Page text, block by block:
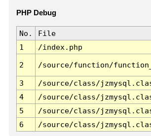
PHP Debug
No. File
1
/index.php
2 /source/function/
3 /source/class/
4
/source/class/
5
/source/class/
6
/source/class/